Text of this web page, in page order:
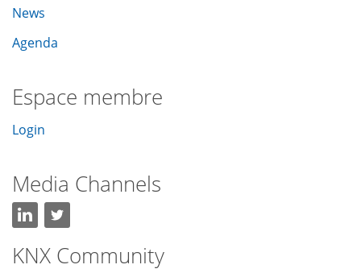
News
Agenda
Espace membre
Login
Media Channels
KNX Community